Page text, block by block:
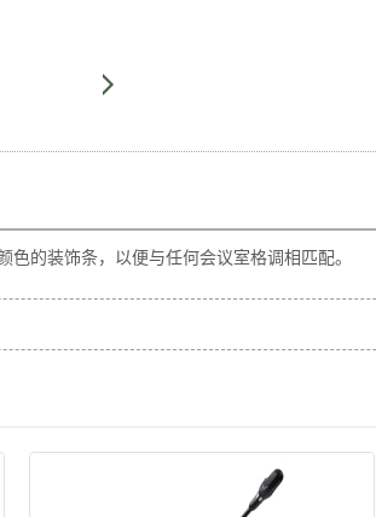
的装饰条，以便与任何会议室格调相匹配。